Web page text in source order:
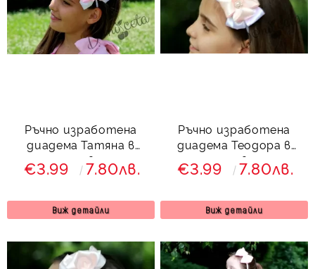
Ръчно изработена
диадема Татяна в
розово
€3.99 7.80лв.
Виж детайли
Ръчно изработена
диадема Теодора в
розово
€3.99 7.80лв.
Виж детайли